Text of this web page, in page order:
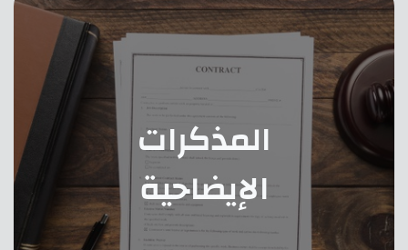
المذكرات
الإيضاحية